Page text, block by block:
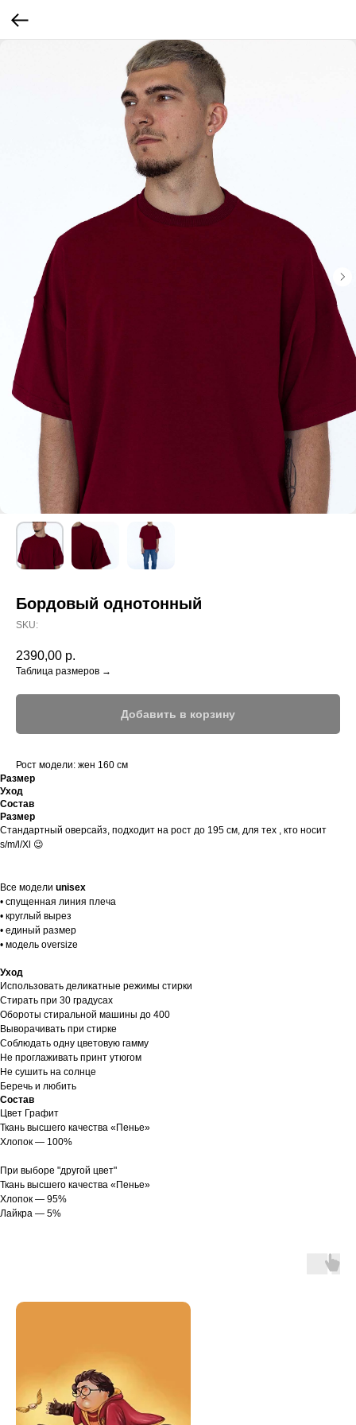
Бордовый однотонный
SKU:
2390,00 р.
Таблица размеров →
Добавить в корзину
Рост модели: жен 160 см
Размер
Уход
Состав
Размер
Стандартный оверсайз, подходит на рост до 195 см, для тех , кто носит
s/m/l/Xl 😉
Все модели unisex
• спущенная линия плеча
• круглый вырез
• единый размер
• модель oversize
Уход
Использовать деликатные режимы стирки
Стирать при 30 градусах
Обороты стиральной машины до 400
Выворачивать при стирке
Соблюдать одну цветовую гамму
Не проглаживать принт утюгом
Не сушить на солнце
Беречь и любить
Состав
Цвет Графит
Ткань высшего качества «Пенье»
Хлопок — 100%
При выборе "другой цвет"
Ткань высшего качества «Пенье»
Хлопок — 95%
Лайкра — 5%